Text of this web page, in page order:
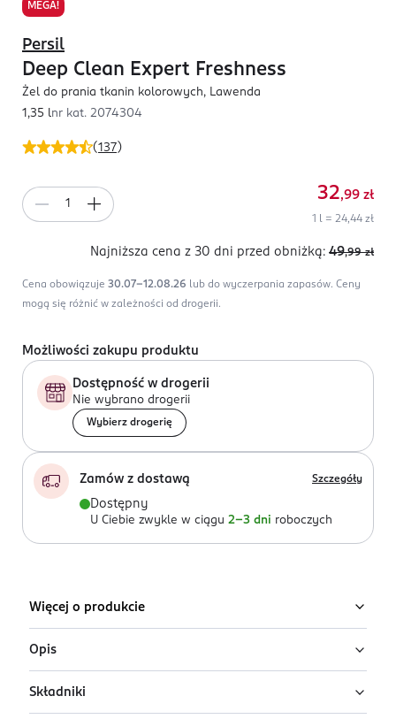
MEGA!
(137)
Persil
Deep Clean Expert Freshness
Żel do prania tkanin kolorowych, Lawenda
1,35 lnr kat. 2074304
32,99 zł
1 l = 24,44 zł
Najniższa cena z 30 dni przed obniżką: 49,99 zł
Cena obowiązuje 30.07-12.08.26 lub do wyczerpania zapasów. Ceny
mogą się różnić w zależności od drogerii.
Możliwości zakupu produktu
Dostępność w drogerii
Nie wybrano drogerii
Wybierz drogerię
Zamów z dostawą Szczegóły
Dostępny
U Ciebie zwykle w ciągu 2-3 dni roboczych
Więcej o produkcie
Opis
Żel do prania tkanin kolorowych Persil Expert Freshness
Składniki